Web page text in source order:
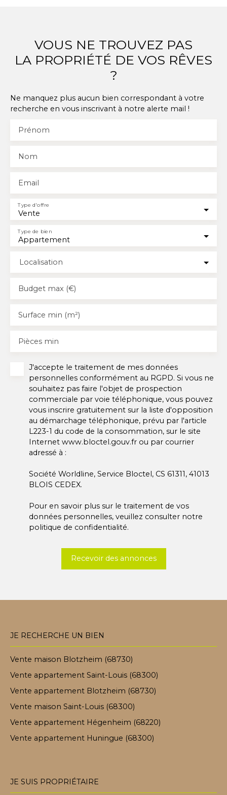
ISENMANN 06 45 65 10 16
VOUS NE TROUVEZ PAS
LA PROPRIÉTÉ DE VOS RÊVES
?
Ne manquez plus aucun bien correspondant à votre
recherche en vous inscrivant à notre alerte mail !
Prénom
Nom
Email
Vente
Type d'offre
Appartement
Type de bien
Localisation
Budget max (€)
Surface min (m²)
Pièces min
J'accepte le traitement de mes données
personnelles conformément au RGPD. Si vous ne
souhaitez pas faire l'objet de prospection
commerciale par voie téléphonique, vous pouvez
vous inscrire gratuitement sur la liste d'opposition
au démarchage téléphonique, prévu par l'article
L223-1 du code de la consommation, sur le site
Internet www.bloctel.gouv.fr ou par courrier
adressé à :
Société Worldline, Service Bloctel, CS 61311, 41013
BLOIS CEDEX.
Pour en savoir plus sur le traitement de vos
données personnelles, veuillez consulter notre
politique de confidentialité.
Recevoir des annonces
JE RECHERCHE UN BIEN
Vente maison Blotzheim (68730)
Vente appartement Saint-Louis (68300)
Vente appartement Blotzheim (68730)
Vente maison Saint-Louis (68300)
Vente appartement Hégenheim (68220)
Vente appartement Huningue (68300)
JE SUIS PROPRIÉTAIRE